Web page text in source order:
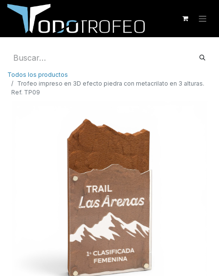
Todos los productos
Trofeo impreso en 3D efecto piedra con metacrilato en 3 alturas.
Ref. TP09